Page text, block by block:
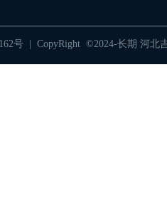
号| CopyRight ©2024-长期 河北